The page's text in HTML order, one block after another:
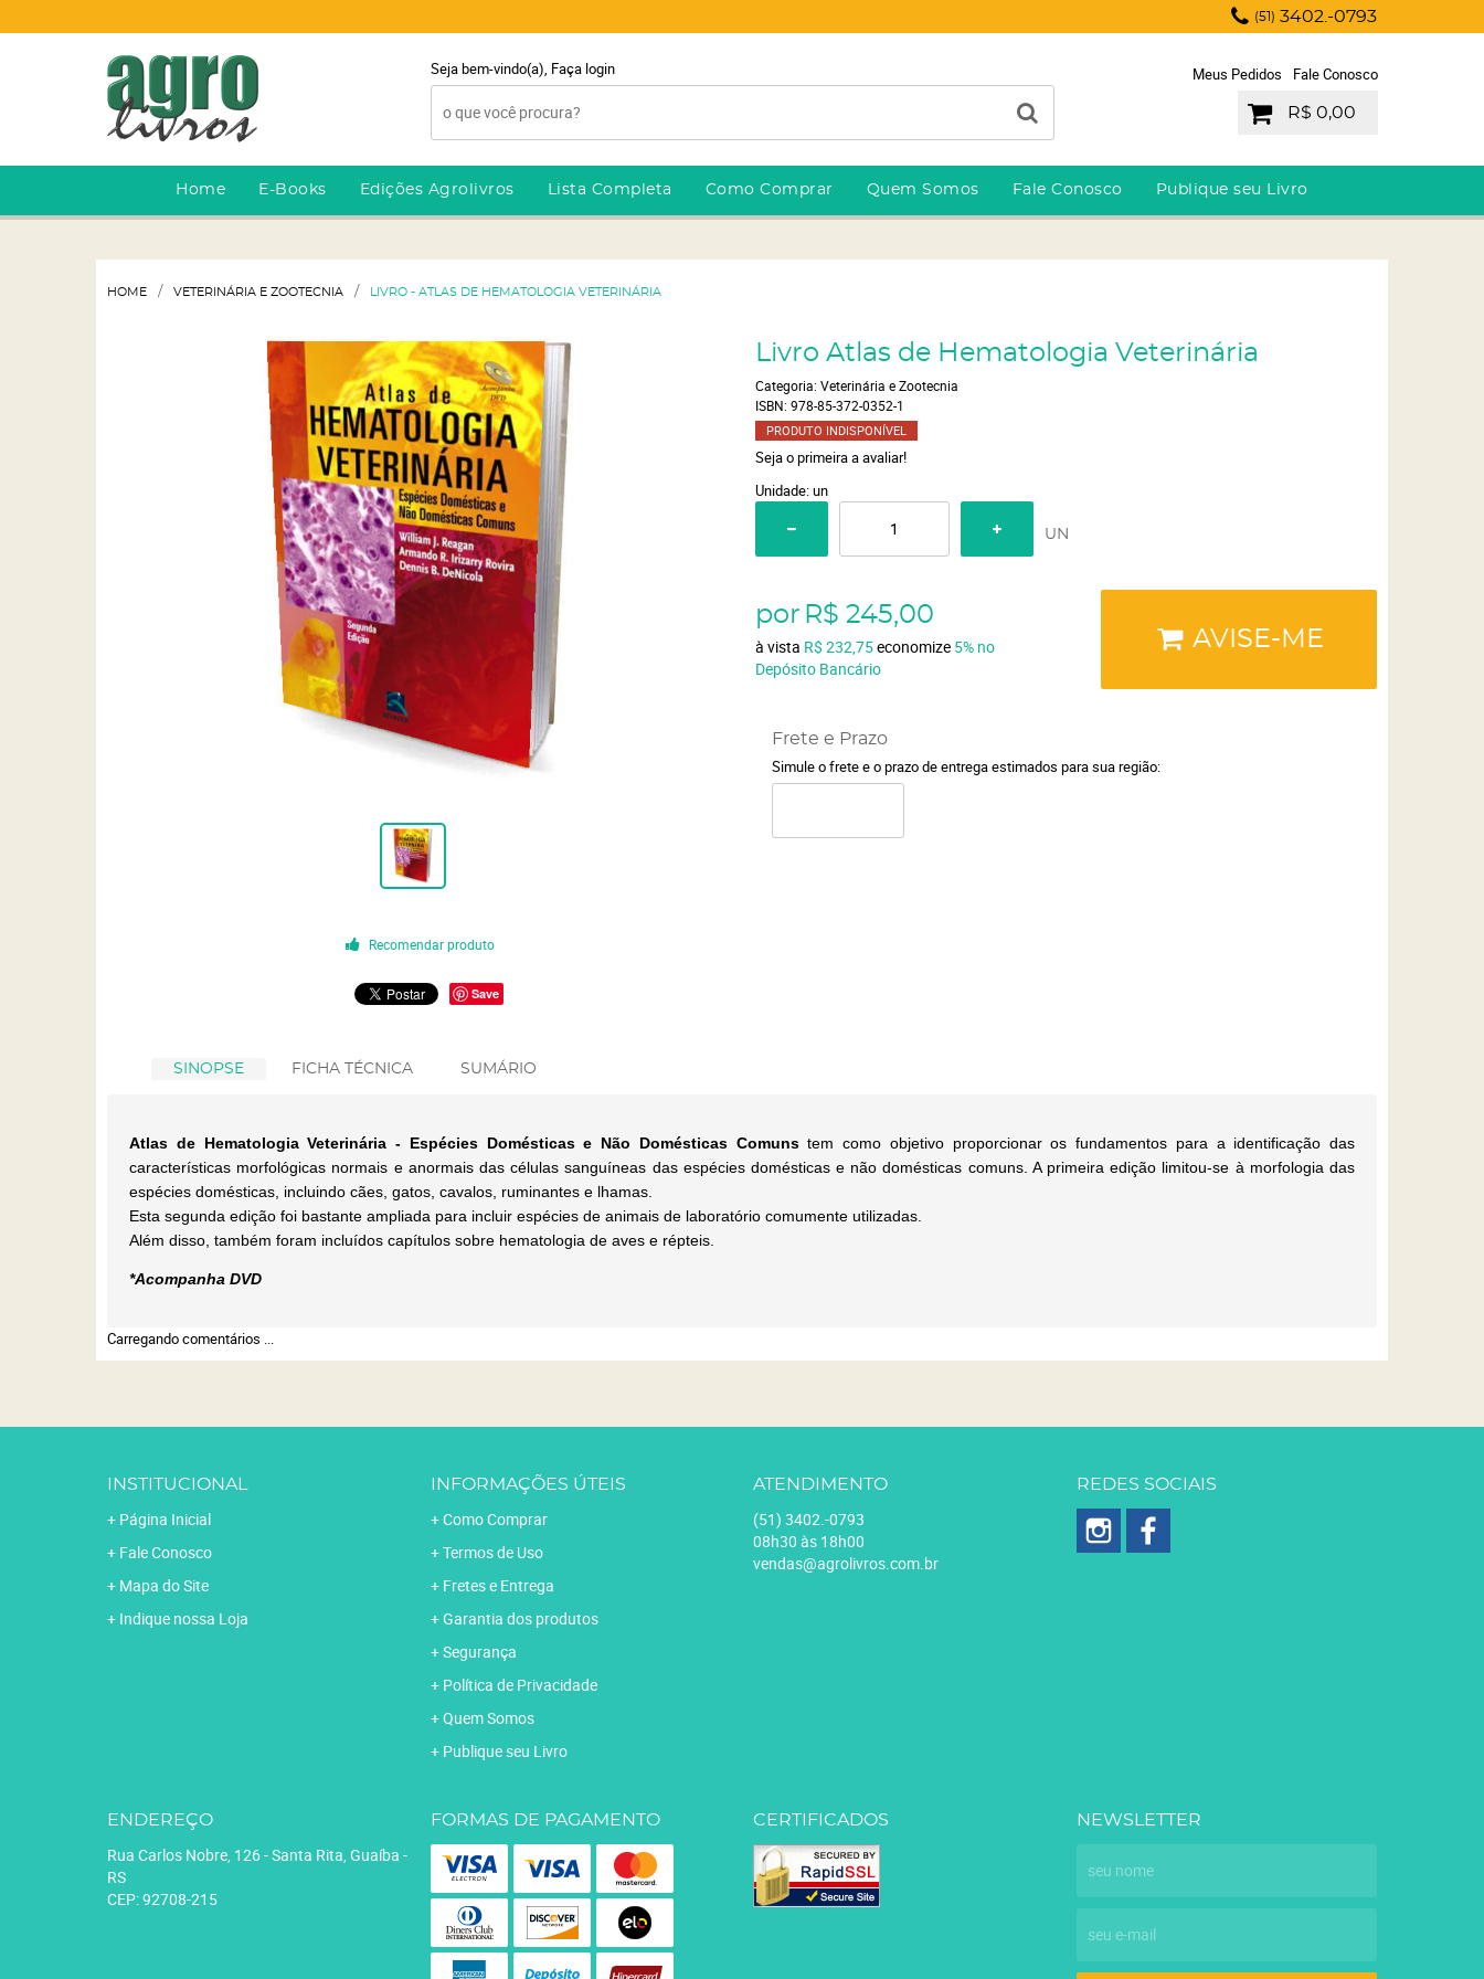
(51) 3402.-0793
Seja bem-vindo(a), Faça login Meus Pedidos Fale Conosco
R$ 0,00
Home E-Books Edições Agrolivros Lista Completa Como Comprar Quem Somos Fale Conosco Publique seu Livro
HOME VETERINÁRIA E ZOOTECNIA LIVRO - ATLAS DE HEMATOLOGIA VETERINÁRIA
Recomendar produto
Save
Livro Atlas de Hematologia Veterinária
Categoria: Veterinária e Zootecnia
ISBN: 978-85-372-0352-1
PRODUTO INDISPONÍVEL
Seja o primeira a avaliar!
Unidade: un
UN
por R$ 245,00
à vista R$ 232,75economize 5% no
Depósito Bancário
AVISE-ME
Frete e Prazo
Simule o frete e o prazo de entrega estimados para sua região:
SINOPSE FICHA TÉCNICA SUMÁRIO
Atlas de Hematologia Veterinária - Espécies Domésticas e Não Domésticas Comunstem como objetivo proporcionar os fundamentos para a identificação das
características morfológicas normais e anormais das células sanguíneas das espécies domésticas e não domésticas comuns. A primeira edição limitou-se à morfologia das
espécies domésticas, incluindo cães, gatos, cavalos, ruminantes e lhamas.
Esta segunda edição foi bastante ampliada para incluir espécies de animais de laboratório comumente utilizadas.
Além disso, também foram incluídos capítulos sobre hematologia de aves e répteis.
*Acompanha DVD
Carregando comentários ...
INSTITUCIONAL
Página Inicial
Fale Conosco
Mapa do Site
Indique nossa Loja
INFORMAÇÕES ÚTEIS
Como Comprar
Termos de Uso
Fretes e Entrega
Garantia dos produtos
Segurança
Política de Privacidade
Quem Somos
Publique seu Livro
ATENDIMENTO
(51) 3402.-0793
08h30 às 18h00
vendas@agrolivros.com.br
REDES SOCIAIS
ENDEREÇO
Rua Carlos Nobre, 126-Santa Rita, Guaíba -
RS
CEP: 92708-215
FORMAS DE PAGAMENTO CERTIFICADOS NEWSLETTER